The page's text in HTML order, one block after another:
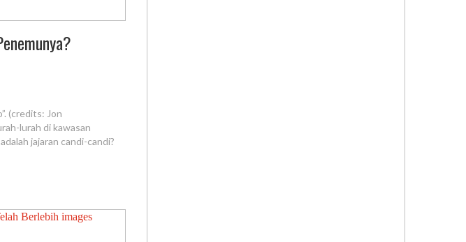
(credits: Jon
lurah di kawasan
jajaran candi-candi?